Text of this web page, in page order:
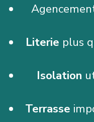
Literie plus
Isolation
Terrasse